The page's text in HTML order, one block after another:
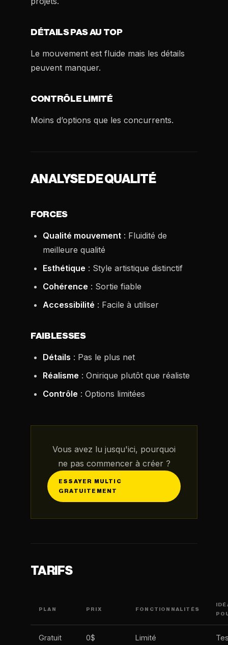
DÉTAILS PAS AU TOP
Le mouvement est fluide mais les détails
peuvent manquer.
CONTRÔLE LIMITÉ
Moins d’options que les concurrents.
ANALYSE DE QUALITÉ
FORCES
Qualité mouvement : Fluidité de
meilleure qualité
Esthétique : Style artistique distinctif
Cohérence : Sortie fiable
Accessibilité : Facile à utiliser
FAIBLESSES
Détails : Pas le plus net
Réalisme : Onirique plutôt que réaliste
Contrôle : Options limitées
Vous avez lu jusqu'ici, pourquoi
ne pas commencer à créer ?
ESSAYER MULTIC
GRATUITEMENT
TARIFS
PLAN PRIX FONCTIONNALITÉS
Gratuit 0$ Limité